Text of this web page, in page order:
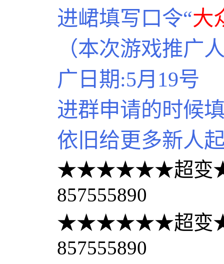
进峮填写口令“大
（本次游戏推广
广日期:5月19号
进群申请的时候
依旧给更多新人
★★★★★★超变
857555890
★★★★★★超变
857555890